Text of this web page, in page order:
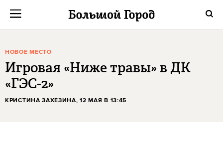
НОВОЕ МЕСТО
Игровая «Ниже травы» в ДК
«ГЭС-2»
КРИСТИНА ЗАХЕЗИНА, 12 МАЯ В 13:45